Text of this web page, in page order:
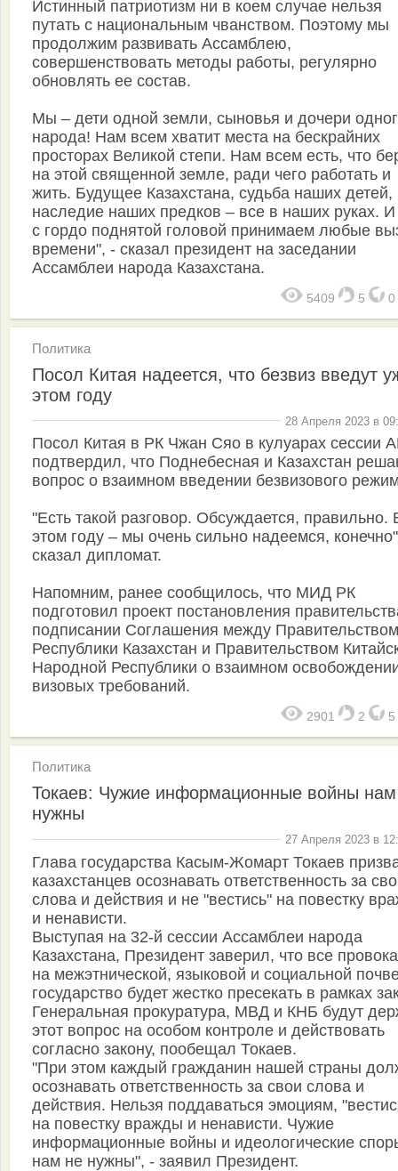
Истинный патриотизм ни в коем случае нельзя
путать с национальным чванством. Поэтому мы
продолжим развивать Ассамблею,
совершенствовать методы работы, регулярно
обновлять ее состав.
Мы – дети одной земли, сыновья и дочери
народа! Нам всем хватит места на бескрайних
просторах Великой степи. Нам всем есть, что
на этой священной земле, ради чего работать и
жить. Будущее Казахстана, судьба наших детей,
наследие наших предков – все в наших руках.
с гордо поднятой головой принимаем любые
времени", - сказал президент на заседании
Ассамблеи народа Казахстана.
5409 5 0
Политика
Посол Китая надеется, что безвиз введут
этом году
28 Апреля 2023 в
Посол Китая в РК Чжан Сяо в кулуарах сессии
подтвердил, что Поднебесная и Казахстан
вопрос о взаимном введении безвизового
"Есть такой разговор. Обсуждается, правильно.
этом году – мы очень сильно надеемся,
сказал дипломат.
Напомним, ранее сообщилось, что МИД РК
подготовил проект постановления
подписании Соглашения между Правительством
Республики Казахстан и Правительством
Народной Республики о взаимном
визовых требований.
2901 2 5
Политика
Токаев: Чужие информационные войны
нужны
27 Апреля 2023 в
Глава государства Касым-Жомарт Токаев
казахстанцев осознавать ответственность за
слова и действия и не "вестись" на повестку
и ненависти.
Выступая на 32-й сессии Ассамблеи народа
Казахстана, Президент заверил, что все
на межэтнической, языковой и социальной
государство будет жестко пресекать в рамках
Генеральная прокуратура, МВД и КНБ будут
этот вопрос на особом контроле и действовать
согласно закону, пообещал Токаев.
"При этом каждый гражданин нашей страны
осознавать ответственность за свои слова и
действия. Нельзя поддаваться эмоциям,
на повестку вражды и ненависти. Чужие
информационные войны и идеологические
нам не нужны", - заявил Президент.